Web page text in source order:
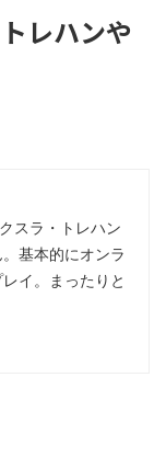
レハンや
スラ・トレハン
基本的にオンラ
イ。まったりと